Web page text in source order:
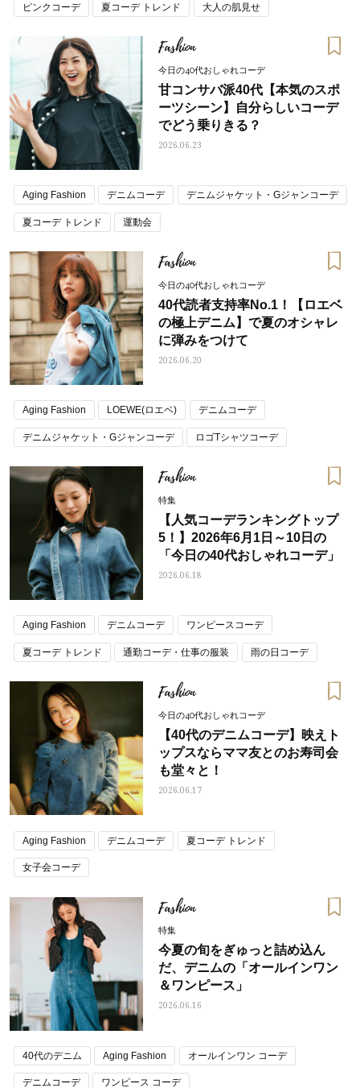
ピンクコーデ 夏コーデ トレンド 大人の肌見せ
Fashion
今日の40代おしゃれコーデ
甘コンサバ派40代【本気のスポ
ーツシーン】自分らしいコーデ
でどう乗りきる？
2026.06.23
Aging Fashion デニムコーデ デニムジャケット・Gジャンコーデ
夏コーデ トレンド 運動会
Fashion
今日の40代おしゃれコーデ
40代読者支持率No.1！【ロエベ
の極上デニム】で夏のオシャレ
に弾みをつけて
2026.06.20
Aging Fashion LOEWE(ロエベ) デニムコーデ
デニムジャケット・Gジャンコーデ ロゴTシャツコーデ
夏コーデ トレンド
Fashion
特集
【人気コーデランキングトップ
5！】2026年6月1日～10日の
「今日の40代おしゃれコーデ」
2026.06.18
Aging Fashion デニムコーデ ワンピースコーデ
夏コーデ トレンド 通勤コーデ・仕事の服装 雨の日コーデ
Fashion
今日の40代おしゃれコーデ
【40代のデニムコーデ】映えト
ップスならママ友とのお寿司会
も堂々と！
2026.06.17
Aging Fashion デニムコーデ 夏コーデ トレンド
女子会コーデ
Fashion
特集
今夏の旬をぎゅっと詰め込ん
だ、デニムの「オールインワン
＆ワンピース」
2026.06.16
40代のデニム Aging Fashion オールインワン コーデ
デニムコーデ ワンピース コーデ